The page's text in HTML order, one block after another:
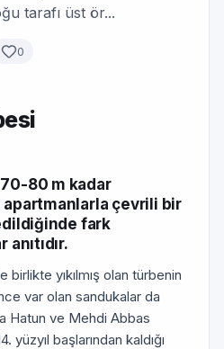
tarafı üst ör...
0
80 m kadar
apartmanlarla çevrili bir
fark
birlikte yıkılmış olan türbenin
var olan sandukalar da
Hatun ve Mehdi Abbas
yüzyıl başlarından kaldığı